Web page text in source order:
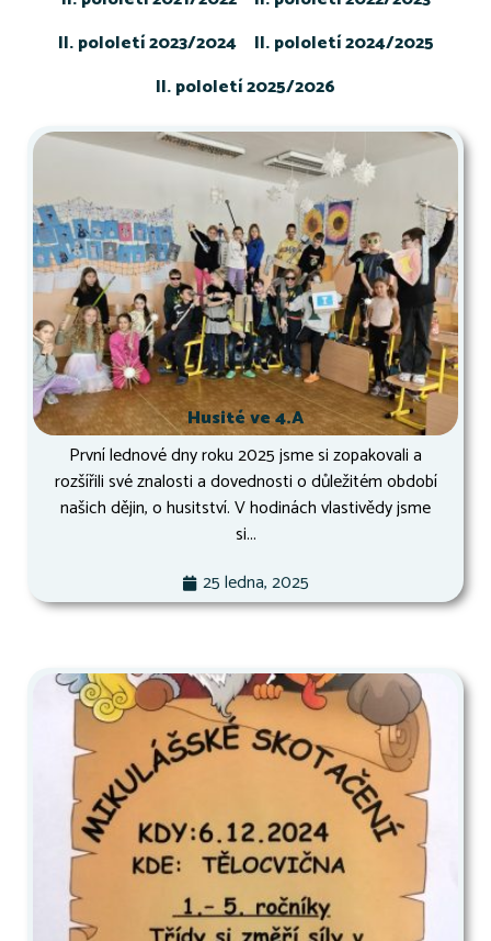
II. pololetí 2023/2024
II. pololetí 2024/2025
II. pololetí 2025/2026
Husité ve 4.A
První lednové dny roku 2025 jsme si zopakovali a
rozšířili své znalosti a dovednosti o důležitém období
našich dějin, o husitství. V hodinách vlastivědy jsme
si...
25 ledna, 2025